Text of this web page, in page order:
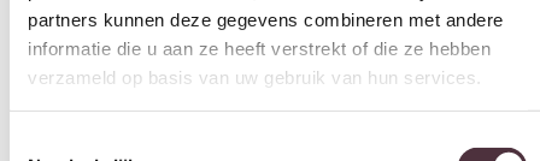
Toestemmingsselectie
Noodzakelijk
Categorie
Salontafels
Collectie
Barza